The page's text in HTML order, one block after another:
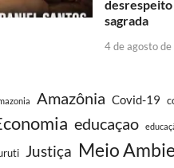
desrespeito
sagrada
4 de agosto
Amazônia Covid-19
educaçao
Justiça Meio